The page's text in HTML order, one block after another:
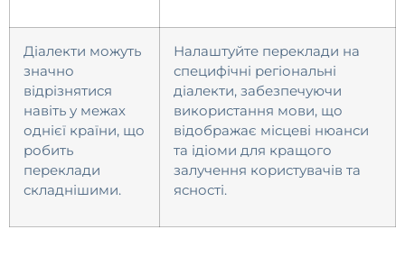
Діалекти можуть
значно
відрізнятися
навіть у межах
однієї країни, що
робить
переклади
складнішими.
Налаштуйте переклади на
специфічні регіональні
діалекти, забезпечуючи
використання мови, що
відображає місцеві нюанси
та ідіоми для кращого
залучення користувачів та
ясності.